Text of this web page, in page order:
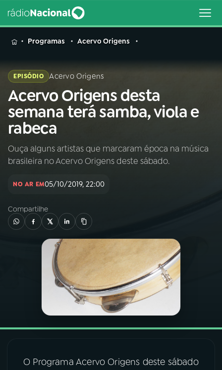
MENU
Buscar
na
Rádio
Nacional
Buscar
AO VIVO
INÍCIO
02A RÁDIO
PROGRAMAÇÃO
PROGRAMAS
PODCASTS
Programas Acervo Origens
EPISÓDIO Acervo Origens
Acervo Origens desta
semana terá samba, viola e
rabeca
Ouça alguns artistas que marcaram época na música
brasileira no Acervo Origens deste sábado.
NO AR EM05/10/2019, 22:00
Compartilhe
O Programa Acervo Origens deste sábado